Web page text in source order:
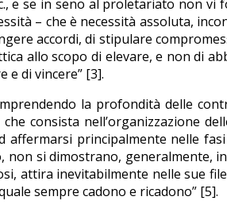
e se in seno al proletariato non
– che è necessità assoluta,
accordi, di stipulare
allo scopo di elevare, e non di
e di vincere” [3].
la profondità delle
consista nell’organizzazione
affermarsi principalmente nelle
non si dimostrano, generalmente,
attira inevitabilmente nelle sue
sempre cadono e ricadono” [5].